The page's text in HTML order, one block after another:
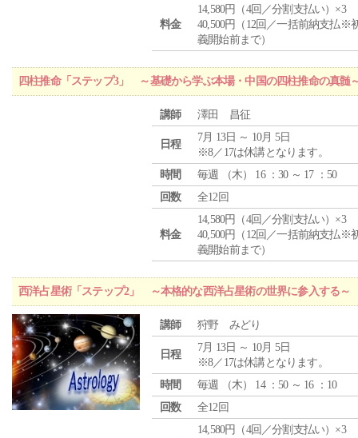
料金
14,580円（4回／分割支払い）×3
40,500円（12回／一括前納支払※
義開始前まで）
四柱推命「ステップ3」 ～基礎から学ぶ本場・中国の四柱推命の真髄
講師 澤田 昌征
日程
7月 13日 ～ 10月 5日
※8／17は休講となります。
時間
毎週 （木） 16 ：30 ～ 17 ：50
回数
全12回
料金
14,580円（4回／分割支払い）×3
40,500円（12回／一括前納支払※
義開始前まで）
西洋占星術「ステップ2」 ～本格的な西洋占星術の世界に参入する～
講師 狩野 みどり
日程
7月 13日 ～ 10月 5日
※8／17は休講となります。
時間
毎週 （木） 14 ：50 ～ 16 ：10
回数
全12回
14,580円（4回／分割支払い）×3